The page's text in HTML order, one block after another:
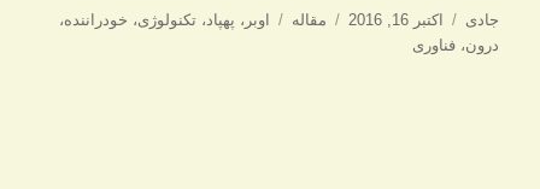
نویسنده
جادی
ارسال
شده
اکتبر 16, 2016 دسته‌ها
مقاله برچسب‌ها
اوبر ، پهپاد ، تکنولوژی، خودراننده،
درون،فناوری